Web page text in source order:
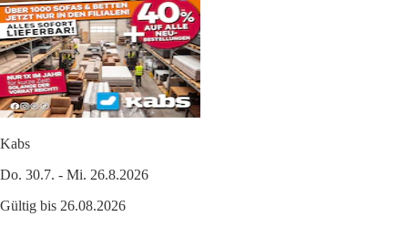
Kabs
Do. 30.7. - Mi. 26.8.2026
Gültig bis 26.08.2026